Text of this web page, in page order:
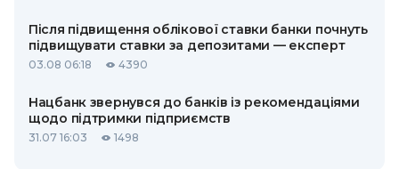
Після підвищення облікової ставки банки почнуть
підвищувати ставки за депозитами — експерт
03.08 06:18 4390
Нацбанк звернувся до банків із рекомендаціями
щодо підтримки підприємств
31.07 16:03 1498